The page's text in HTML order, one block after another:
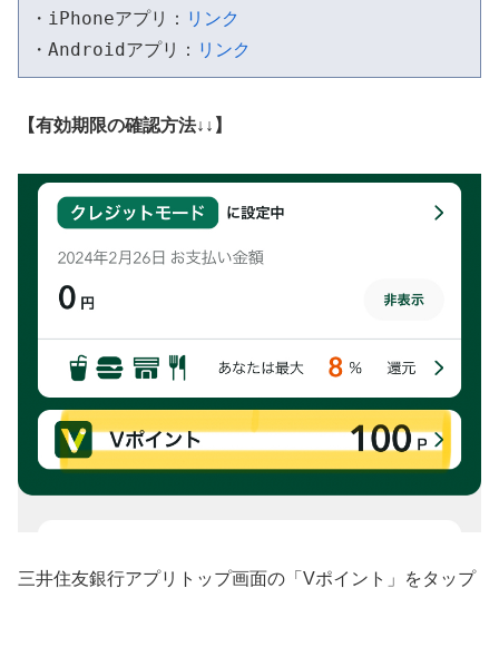
・iPhoneアプリ： リンク
・Androidアプリ： リンク
【有効期限の確認方法↓↓】
三井住友銀行アプリトップ画面の「Vポイント」をタップ